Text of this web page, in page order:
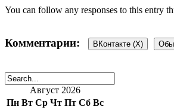
You can follow any responses to this entry
Комментарии: ВКонтакте (X)
2 комментария
Август 2026
Пн Вт Ср Чт Пт Сб Вс